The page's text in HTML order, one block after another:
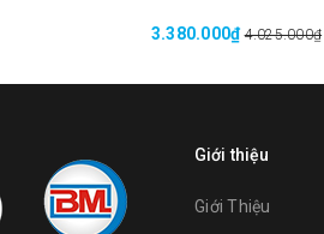
3.380.000₫ 4.025.000₫
Giới thiệu
Giới Thiệu